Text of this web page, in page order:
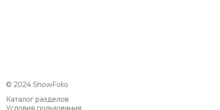
© 2024 ShowFolio
Каталог разделов
Условия пользования